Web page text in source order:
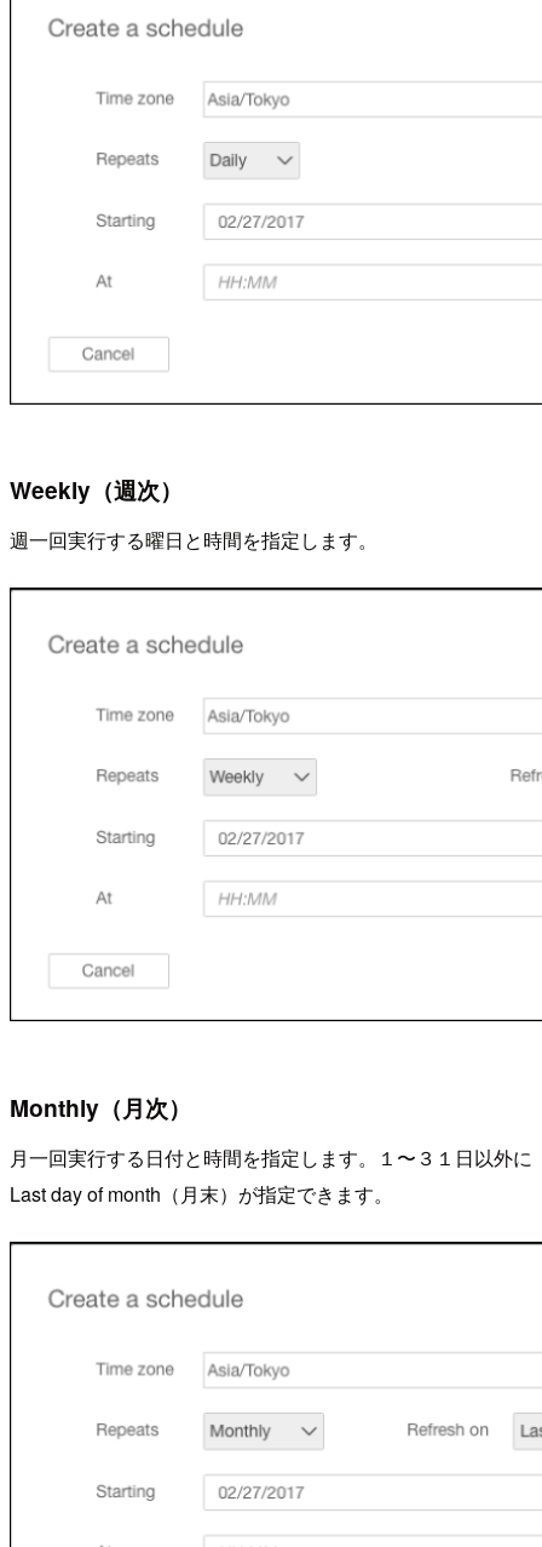
Weekly（週次）
週一回実行する曜日と時間を指定します。
Monthly（月次）
月一回実行する日付と時間を指定します。１〜３１日以外に
Last day of month（月末）が指定できます。